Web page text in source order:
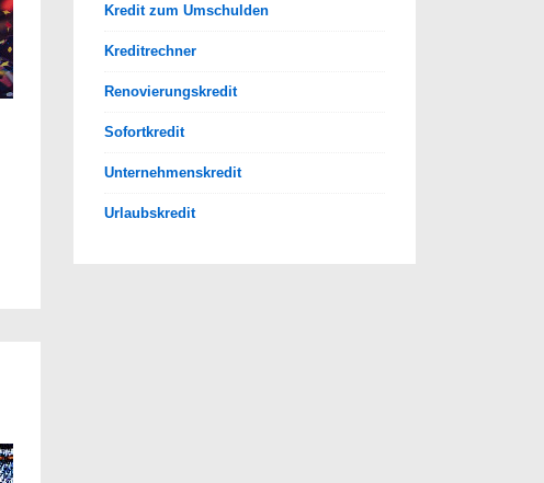
Kredit zum Umschulden
Kreditrechner
Renovierungskredit
Sofortkredit
Unternehmenskredit
Urlaubskredit